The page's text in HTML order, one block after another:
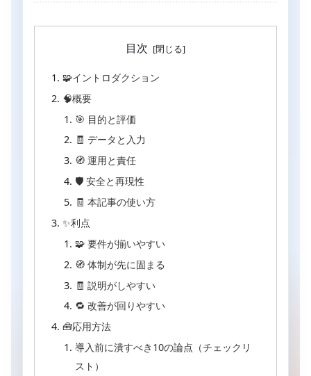
目次
🧩イントロダクション
🧠概要
🎯 目的と評価
🧾 データと入力
🧭 運用と責任
🛡 安全と再現性
🧾 本記事の使い方
✨利点
🧩 要件が揃いやすい
🧭 体制が先に固まる
🧾 説明がしやすい
🔁 改善が回りやすい
🧰応用方法
導入前に潰すべき10の論点（チェックリ
スト）